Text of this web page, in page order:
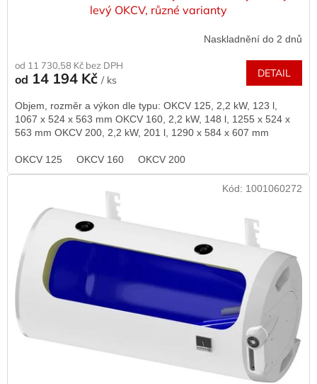
levý OKCV, různé varianty
Naskladnění do 2 dnů
od 11 730,58 Kč bez DPH
od 14 194 Kč / ks
DETAIL
Objem, rozměr a výkon dle typu: OKCV 125, 2,2 kW, 123 l,
1067 x 524 x 563 mm OKCV 160, 2,2 kW, 148 l, 1255 x 524 x
563 mm OKCV 200, 2,2 kW, 201 l, 1290 x 584 x 607 mm
OKCV 125 OKCV 160 OKCV 200
Kód: 1001060272